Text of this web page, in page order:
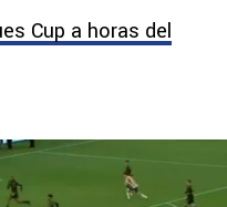
Cup a horas del